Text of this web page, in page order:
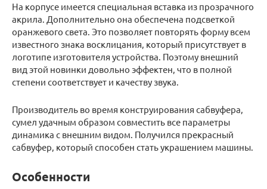
На корпусе имеется специальная вставка из прозрачного
акрила. Дополнительно она обеспечена подсветкой
оранжевого света. Это позволяет повторять форму всем
известного знака восклицания, который присутствует в
логотипе изготовителя устройства. Поэтому внешний
вид этой новинки довольно эффектен, что в полной
степени соответствует и качеству звука.
Производитель во время конструирования сабвуфера,
сумел удачным образом совместить все параметры
динамика с внешним видом. Получился прекрасный
сабвуфер, который способен стать украшением машины.
Особенности